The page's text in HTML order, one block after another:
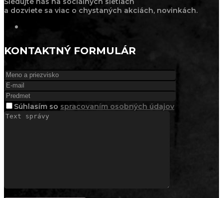
a dozviete sa viac o chystaných akciách, novinkách.
KONTAKTNÝ FORMULÁR
Súhlasím so spracovaním osobných údajov